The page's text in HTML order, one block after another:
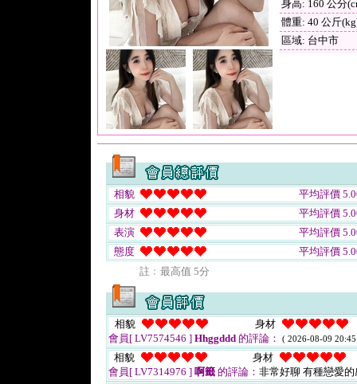
身高: 160 公分
體重: 40 公斤
區域: 台中市
相貌
平均評價
身材
平均評價
表演
平均評價
態度
平均評價
註﹕最高值 5分
相貌
身材
會員[ LV7574546 ] Hhggddd 的評論： ( 2026-08-09
相貌
身材
會員[ LV7314976 ] 啊籤 的評論： 非常好聊 有種戀愛